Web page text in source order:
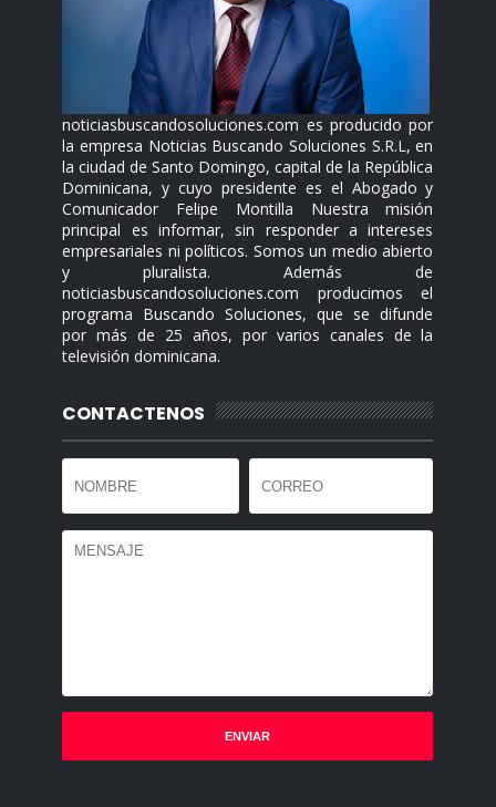
noticiasbuscandosoluciones.com es producido por
la empresa Noticias Buscando Soluciones S.R.L, en
la ciudad de Santo Domingo, capital de la República
Dominicana, y cuyo presidente es el Abogado y
Comunicador Felipe Montilla Nuestra misión
principal es informar, sin responder a intereses
empresariales ni políticos. Somos un medio abierto
y pluralista. Además de
noticiasbuscandosoluciones.com producimos el
programa Buscando Soluciones, que se difunde
por más de 25 años, por varios canales de la
televisión dominicana.
CONTACTENOS